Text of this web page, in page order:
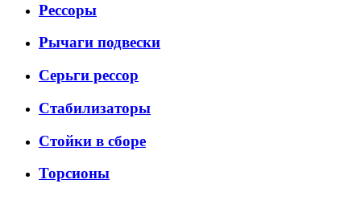
Рессоры
Рычаги подвески
Серьги рессор
Стабилизаторы
Стойки в сборе
Торсионы